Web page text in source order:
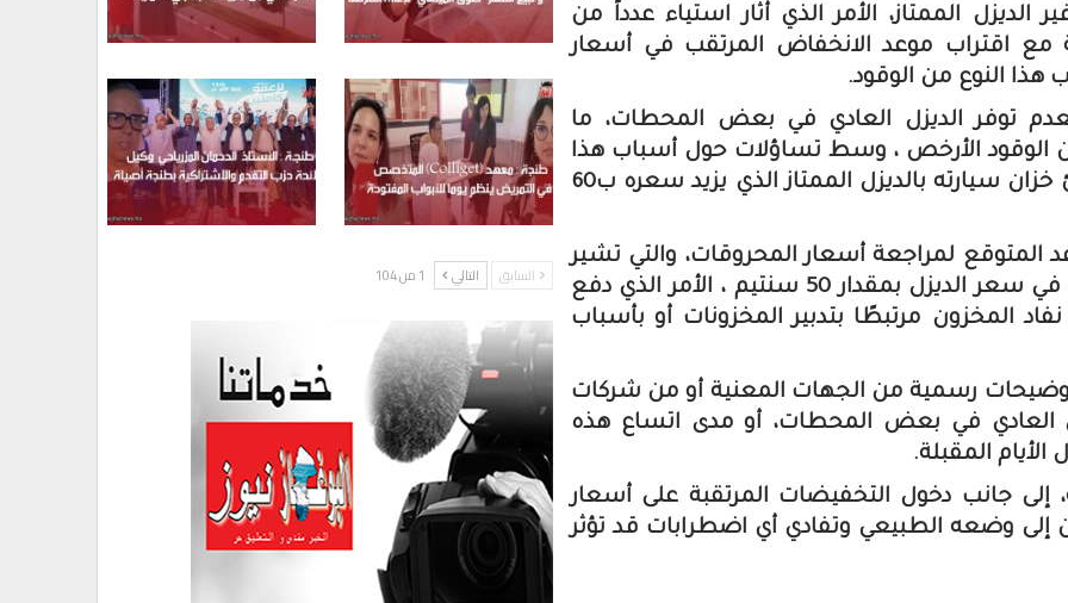
الممتاز، الأمر الذي أثار استياء عدداً من
مع اقتراب موعد الانخفاض المرتقب في أسعار
النوع من الوقود.
توفر الديزل العادي في بعض المحطات، ما
الوقود الأرخص ، وسط تساؤلات حول أسباب هذا
النقص المفاجئ.فيما اضطر الآخرون الى ملئ خزان سيارته بالديزل الممتاز الذي يزيد سعره ب60
لمراجعة أسعار المحروقات، والتي تشير
معطيات متداولة إلى أنها ستعرف انخفاضًا في سعر الديزل بمقدار 50 سنتيم ، الأمر الذي دفع
المخزون مرتبطًا بتدبير المخزونات أو بأسباب
رسمية من الجهات المعنية أو من شركات
العادي في بعض المحطات، أو مدى اتساع هذه
المقبلة.
جانب دخول التخفيضات المرتقبة على أسعار
إلى وضعه الطبيعي وتفادي أي اضطرابات قد تؤثر
السابق التالي 1 من 104